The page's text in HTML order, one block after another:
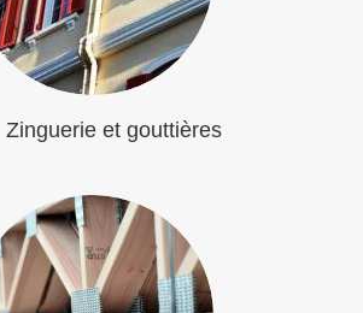
Zinguerie et gouttières